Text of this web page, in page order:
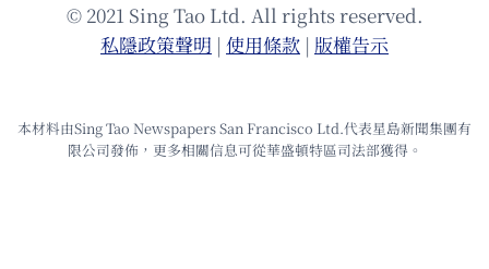
© 2021 Sing Tao Ltd. All rights reserved.
私隱政策聲明 | 使⽤條款 | 版權告⽰
本材料由Sing Tao Newspapers San Francisco Ltd.代表星島新聞集團有
限公司發佈，更多相關信息可從華盛頓特區司法部獲得。